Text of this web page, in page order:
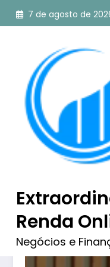
Pular
para
7 de agosto de
Renda
Negócios e
Tag: